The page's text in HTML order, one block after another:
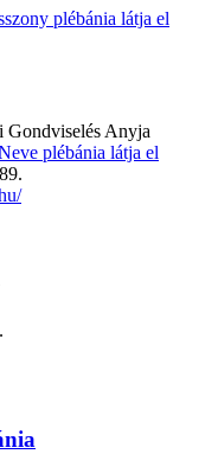
plébánia látja el
Gondviselés Anyja
plébánia látja el